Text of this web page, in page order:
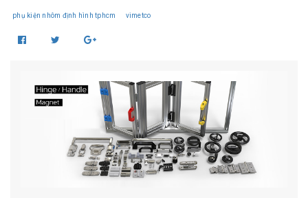
phụ kiện nhôm định hình tphcm vimetco